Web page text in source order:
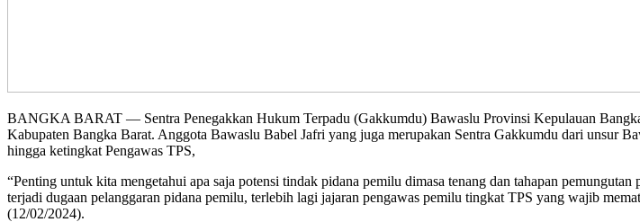
BANGKA BARAT — Sentra Penegakkan Hukum Terpadu (Gakkumdu) Bawaslu Provinsi Kepulauan
Kabupaten Bangka Barat. Anggota Bawaslu Babel Jafri yang juga merupakan Sentra Gakkumdu dari unsur
hingga ketingkat Pengawas TPS,
“Penting untuk kita mengetahui apa saja potensi tindak pidana pemilu dimasa tenang dan tahapan
terjadi dugaan pelanggaran pidana pemilu, terlebih lagi jajaran pengawas pemilu tingkat TPS yang wajib
(12/02/2024).